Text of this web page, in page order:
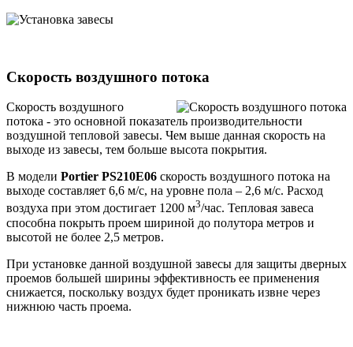
Cкорость воздушного потока
Скорость воздушного
потока - это основной показатель производительности
воздушной тепловой завесы. Чем выше данная скорость на
выходе из завесы, тем больше высота покрытия.
В модели Portier PS210E06 скорость воздушного потока на
выходе составляет 6,6 м/с, на уровне пола – 2,6 м/с. Расход
воздуха при этом достигает 1200 м3/час. Тепловая завеса
способна покрыть проем шириной до полутора метров и
высотой не более 2,5 метров.
При установке данной воздушной завесы для защиты дверных
проемов большей ширины эффективность ее применения
снижается, поскольку воздух будет проникать извне через
нижнюю часть проема.